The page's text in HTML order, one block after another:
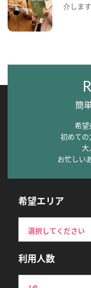
介します
簡
希望
初めての
大
お忙しい
希望エリア
利用人数